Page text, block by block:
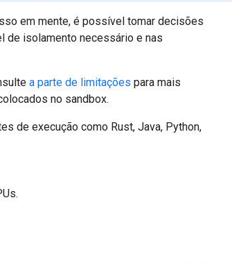
em mente, é possível tomar decisões
de isolamento necessário e nas
a parte de limitações para mais
no sandbox.
de execução como Rust, Java, Python,